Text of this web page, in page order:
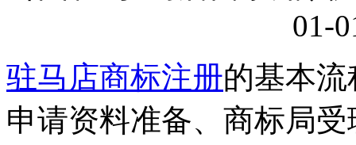
01-
驻马店商标注册的基本
申请资料准备、商标局